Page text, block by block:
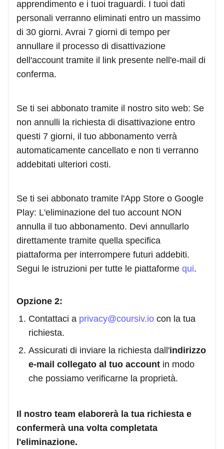
apprendimento e i tuoi traguardi. I tuoi dati
personali verranno eliminati entro un massimo
di 30 giorni. Avrai 7 giorni di tempo per
annullare il processo di disattivazione
dell'account tramite il link presente nell'e-mail di
conferma.
Se ti sei abbonato tramite il nostro sito web: Se
non annulli la richiesta di disattivazione entro
questi 7 giorni, il tuo abbonamento verrà
automaticamente cancellato e non ti verranno
addebitati ulteriori costi.
Se ti sei abbonato tramite l'App Store o Google
Play: L'eliminazione del tuo account NON
annulla il tuo abbonamento. Devi annullarlo
direttamente tramite quella specifica
piattaforma per interrompere futuri addebiti.
Segui le istruzioni per tutte le piattaforme qui.
Opzione 2:
Contattaci a privacy@coursiv.io con la tua
richiesta.
Assicurati di inviare la richiesta dall'indirizzo
e-mail collegato al tuo account in modo
che possiamo verificarne la proprietà.
Il nostro team elaborerà la tua richiesta e
confermerà una volta completata
l'eliminazione.